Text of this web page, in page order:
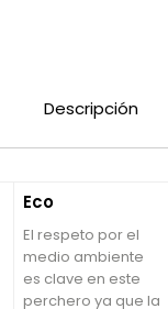
Descripción
Eco
El respeto por el
medio ambiente
es clave en este
perchero ya que la